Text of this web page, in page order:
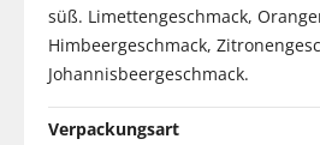
süß. Limettengeschmack,
Himbeergeschmack,
Johannisbeergeschmack.
Verpackungsart